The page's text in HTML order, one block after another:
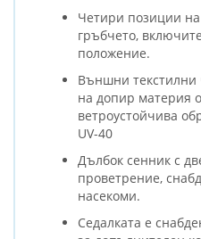
Четири позиции
гръбчето,
положение.
Външни текстилни
на допир материя
ветроустойчива
UV-40
Дълбок сенник с
проветрение,
насекоми.
Седалката е